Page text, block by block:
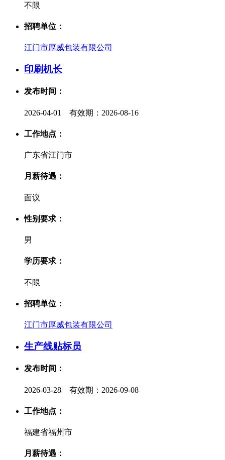
不限
招聘单位：
江门市厚威包装有限公司
印刷机长
发布时间：
2026-04-01 有效期：2026-08-16
工作地点：
广东省江门市
月薪待遇：
面议
性别要求：
男
学历要求：
不限
招聘单位：
江门市厚威包装有限公司
生产线贴标员
发布时间：
2026-03-28 有效期：2026-09-08
工作地点：
福建省福州市
月薪待遇：